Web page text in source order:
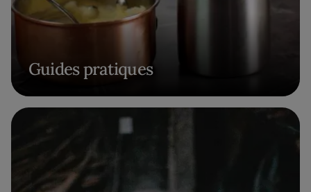
Guides pratiques